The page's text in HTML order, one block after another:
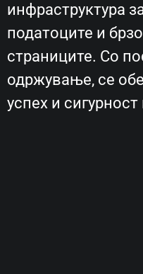
инфраструктура
податоците и
страниците. Со
одржување, се
успех и